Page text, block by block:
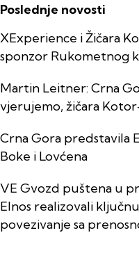
Poslednje novosti
XExperience i Žičara
sponzor Rukometnog
Martin Leitner: Crna
vjerujemo, žičara
Crna Gora predstavila
Boke i Lovćena
VE Gvozd puštena u
Elnos realizovali
povezivanje sa